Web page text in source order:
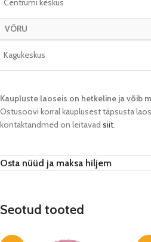
Centrumi keskus
VÕRU
Kagukeskus
Kaupluste laoseis on hetkeline ja võib
Ostusoovi korral kauplusest täpsusta
kontaktandmed on leitavad siit.
Osta nüüd ja maksa hiljem
Seotud tooted